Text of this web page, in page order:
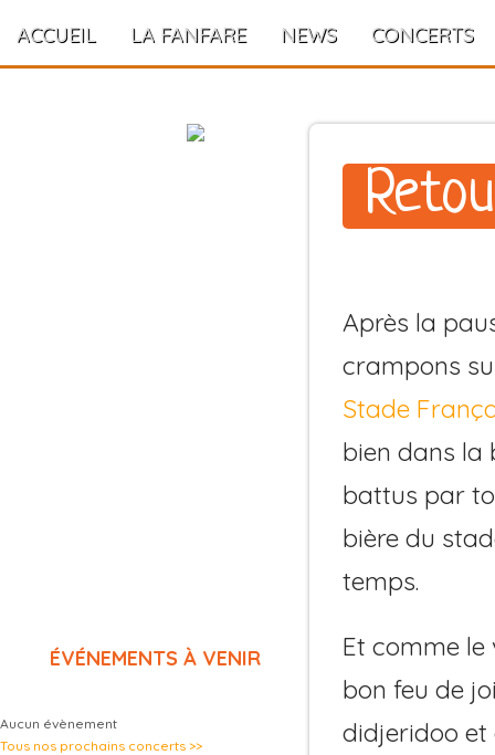
ACCUEIL LA FANFARE NEWS CONCERTS
ÉVÉNEMENTS À VENIR
Aucun évènement
Tous nos prochains concerts >>
Après la
crampons
Stade
bien dans la
battus par
bière du
temps.
Et comme le
bon feu de
didjeridoo et